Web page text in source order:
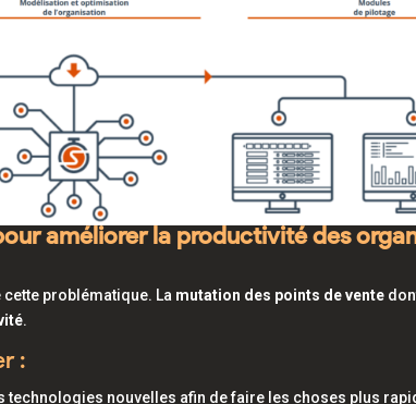
améliorer la productivité des
problématique. La mutation des points de vente
.
:
technologies nouvelles afin de faire les choses plus